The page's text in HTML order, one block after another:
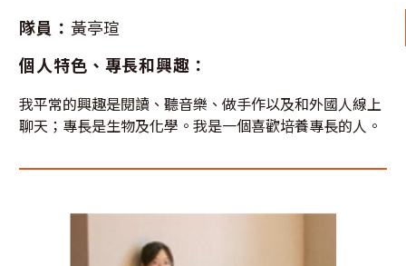
隊員： 黃亭瑄
個人特色、專長和興趣：
我平常的興趣是閱讀、聽音樂、做手作以及和外國人線上
聊天；專長是生物及化學。我是一個喜歡培養專長的人。